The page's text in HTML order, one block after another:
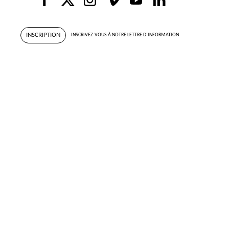
INSCRIPTION INSCRIVEZ-VOUS À NOTRE LETTRE D’INFORMATION